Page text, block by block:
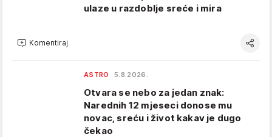
ulaze u razdoblje sreće i mira
Komentiraj
ASTRO 5.8.2026.
Otvara se nebo za jedan znak:
Narednih 12 mjeseci donose mu
novac, sreću i život kakav je dugo
čekao